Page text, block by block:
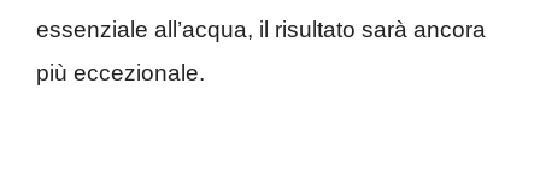
essenziale all’acqua, il risultato sarà ancora
più eccezionale.